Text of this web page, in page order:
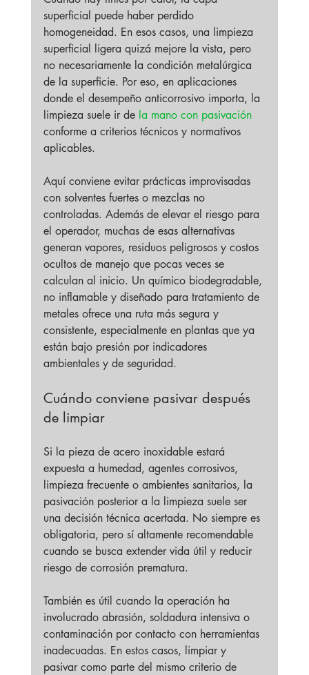
superficial puede haber perdido
homogeneidad. En esos casos, una limpieza
superficial ligera quizá mejore la vista, pero
no necesariamente la condición metalúrgica
de la superficie. Por eso, en aplicaciones
donde el desempeño anticorrosivo importa, la
limpieza suele ir de la mano con pasivación
conforme a criterios técnicos y normativos
aplicables.
Aquí conviene evitar prácticas improvisadas
con solventes fuertes o mezclas no
controladas. Además de elevar el riesgo para
el operador, muchas de esas alternativas
generan vapores, residuos peligrosos y costos
ocultos de manejo que pocas veces se
calculan al inicio. Un químico biodegradable,
no inflamable y diseñado para tratamiento de
metales ofrece una ruta más segura y
consistente, especialmente en plantas que ya
están bajo presión por indicadores
ambientales y de seguridad.
Cuándo conviene pasivar después
de limpiar
Si la pieza de acero inoxidable estará
expuesta a humedad, agentes corrosivos,
limpieza frecuente o ambientes sanitarios, la
pasivación posterior a la limpieza suele ser
una decisión técnica acertada. No siempre es
obligatoria, pero sí altamente recomendable
cuando se busca extender vida útil y reducir
riesgo de corrosión prematura.
También es útil cuando la operación ha
involucrado abrasión, soldadura intensiva o
contaminación por contacto con herramientas
inadecuadas. En estos casos, limpiar y
pasivar como parte del mismo criterio de